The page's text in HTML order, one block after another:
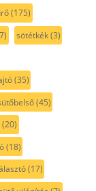
(175)
sötétkék(3)
(35)
(45)
(20)
(18)
(17)